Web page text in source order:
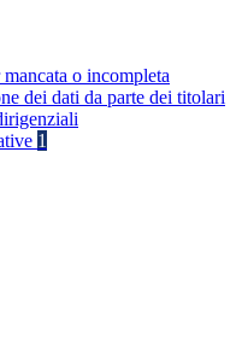
o incompleta
dei dati da parte dei titolari
1